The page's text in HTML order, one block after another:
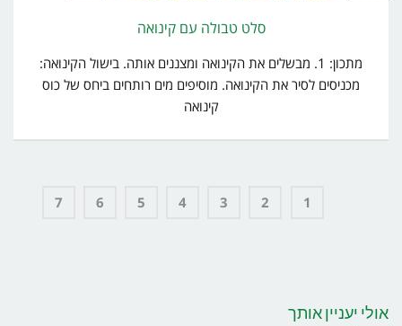
סלט טבולה עם קינואה
מתכון: 1. מבשלים את הקינואה ומצננים אותה. בישול הקינואה:
מכניסים לסיר את הקינואה. מוסיפים מים רותחים ביחס של כוס
קינואה
1
2
3
4
5
6
7
אולי יעניין אותך